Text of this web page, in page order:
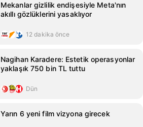
Mekanlar gizlilik endişesiyle Meta'nın
akıllı gözlüklerini yasaklıyor
12 dakika önce
Nagihan Karadere: Estetik operasyonlar
yaklaşık 750 bin TL tuttu
Dün
Yarın 6 yeni film vizyona girecek